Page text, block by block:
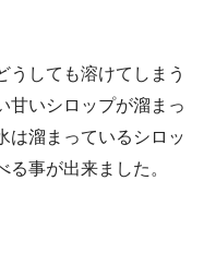
うしても溶けてしまう
甘いシロップが溜まっ
は溜まっているシロッ
事が出来ました。